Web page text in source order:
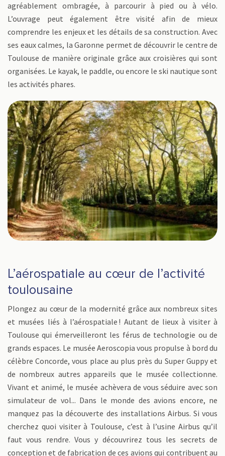
agréablement ombragée, à parcourir à pied ou à vélo.
L’ouvrage peut également être visité afin de mieux
comprendre les enjeux et les détails de sa construction. Avec
ses eaux calmes, la Garonne permet de découvrir le centre de
Toulouse de manière originale grâce aux croisières qui sont
organisées. Le kayak, le paddle, ou encore le ski nautique sont
les activités phares.
L’aérospatiale au cœur de l’activité
toulousaine
Plongez au cœur de la modernité grâce aux nombreux sites
et musées liés à l’aérospatiale ! Autant de lieux à visiter à
Toulouse qui émerveilleront les férus de technologie ou de
grands espaces. Le musée Aeroscopia vous propulse à bord du
célèbre Concorde, vous place au plus près du Super Guppy et
de nombreux autres appareils que le musée collectionne.
Vivant et animé, le musée achèvera de vous séduire avec son
simulateur de vol... Dans le monde des avions encore, ne
manquez pas la découverte des installations Airbus. Si vous
cherchez quoi visiter à Toulouse, c’est à l’usine Airbus qu’il
faut vous rendre. Vous y découvrirez tous les secrets de
conception et de fabrication de ces avions qui contribuent au